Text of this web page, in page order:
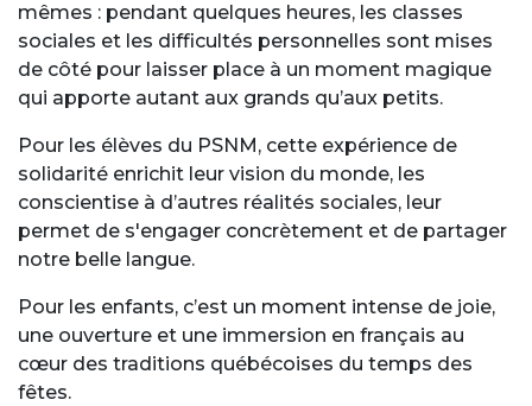
mêmes : pendant quelques heures, les classes
sociales et les difficultés personnelles sont mises
de côté pour laisser place à un moment magique
qui apporte autant aux grands qu’aux petits.
Pour les élèves du PSNM, cette expérience de
solidarité enrichit leur vision du monde, les
conscientise à d’autres réalités sociales, leur
permet de s'engager concrètement et de partager
notre belle langue.
Pour les enfants, c’est un moment intense de joie,
une ouverture et une immersion en français au
cœur des traditions québécoises du temps des
fêtes.